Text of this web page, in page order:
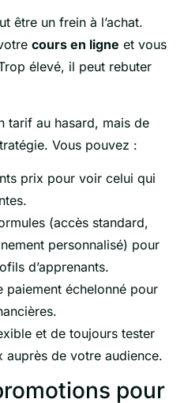
être un frein à l’achat.
cours en ligne et vous
élevé, il peut rebuter
tarif au hasard, mais de
Vous pouvez :
prix pour voir celui qui
(accès standard,
personnalisé) pour
d’apprenants.
paiement échelonné pour
et de toujours tester
de votre audience.
pour